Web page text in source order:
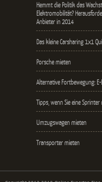
Hemmt die Politik das
Elektromobilität?
Anbieter in 2014
Das kleine Carsharing 1x1
Porsche mieten
Alternative Fortbewegung:
Tipps, wenn Sie eine
Umzugswagen mieten
Transporter mieten